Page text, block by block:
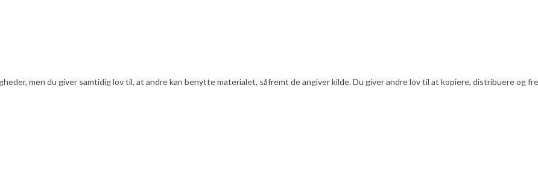
men du giver samtidig lov til, at andre kan benytte materialet, såfremt de angiver kilde. Du giver andre lov til at kopiere, distribuere og